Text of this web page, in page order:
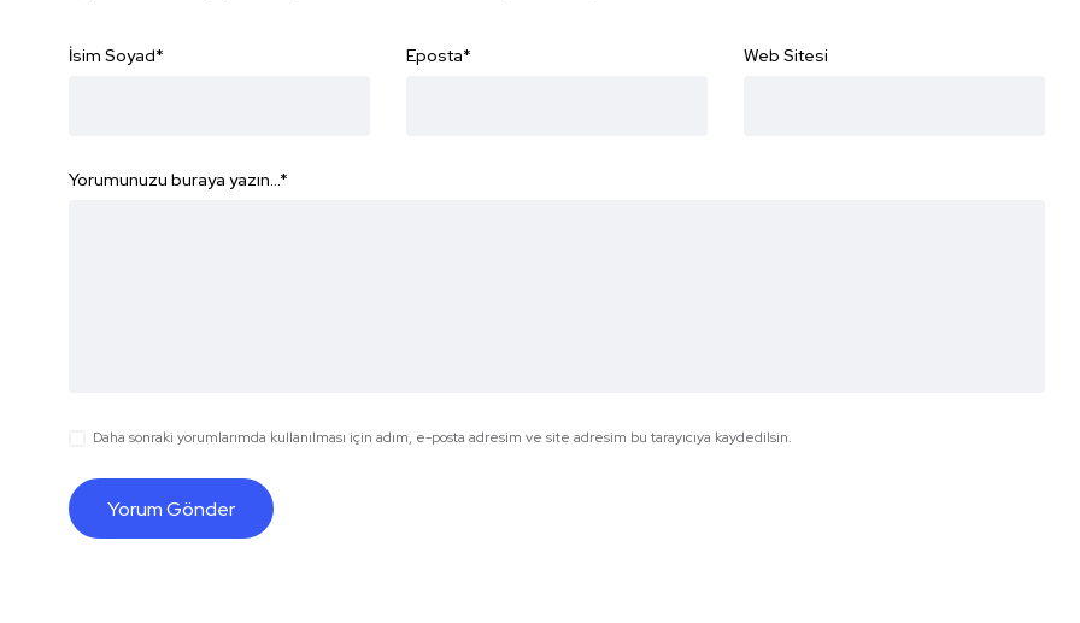
İsim Soyad* Eposta* Web Sitesi
Yorumunuzu buraya yazın...*
Daha sonraki yorumlarımda kullanılması için adım, e-posta adresim ve site adresim bu tarayıcıya kaydedilsin.